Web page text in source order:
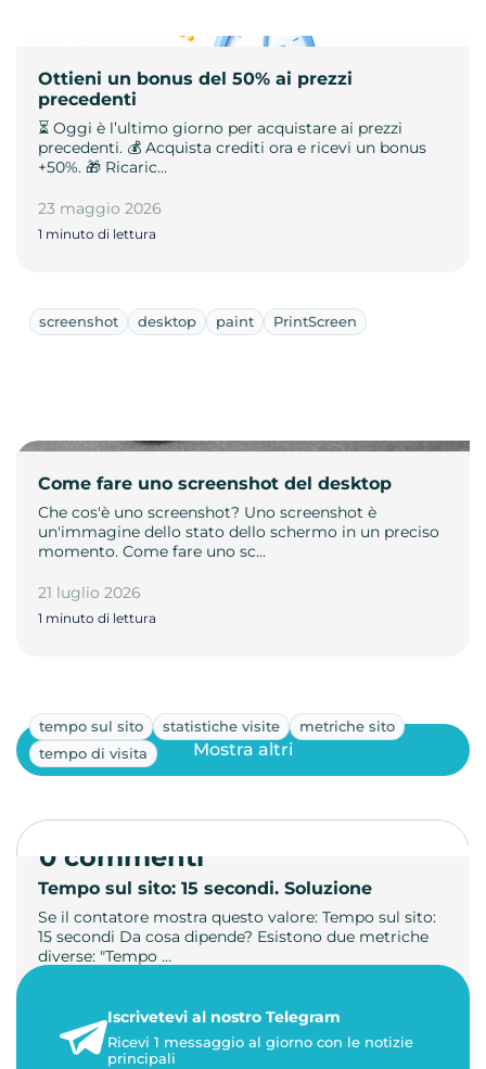
Ottieni un bonus del 50% ai prezzi
precedenti
⏳ Oggi è l’ultimo giorno per acquistare ai prezzi
precedenti. 💰 Acquista crediti ora e ricevi un bonus
+50%. 🎁 Ricaric…
23 maggio 2026
1 minuto di lettura
screenshot desktop paint PrintScreen
Come fare uno screenshot del desktop
Che cos'è uno screenshot? Uno screenshot è
un'immagine dello stato dello schermo in un preciso
momento. Come fare uno sc…
21 luglio 2026
1 minuto di lettura
tempo sul sito statistiche visite
metriche sito
tempo di visita
Tempo sul sito: 15 secondi. Soluzione
Se il contatore mostra questo valore: Tempo sul sito:
15 secondi Da cosa dipende? Esistono due metriche
diverse: "Tempo …
3 minuti di lettura
Mostra altri
0 commenti
Iscrivetevi al nostro Telegram
Ricevi 1 messaggio al giorno con le notizie
principali